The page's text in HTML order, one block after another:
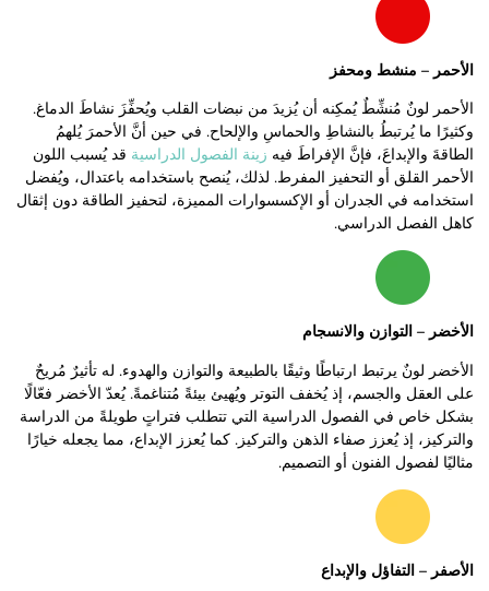
الأحمر – منشط ومحفز
الأحمر لونٌ مُنشِّطٌ يُمكِنه أن يُزيدَ من نبضات القلب ويُحفِّزَ نشاطَ الدماغ.
وكثيرًا ما يُرتبطُ بالنشاطِ والحماسِ والإلحاح. في حين أنَّ الأحمرَ يُلهمُ
الطاقةَ والإبداعَ، فإنَّ الإفراطَ فيه زينة الفصول الدراسية قد يُسبب اللون
الأحمر القلق أو التحفيز المفرط. لذلك، يُنصح باستخدامه باعتدال، ويُفضل
استخدامه في الجدران أو الإكسسوارات المميزة، لتحفيز الطاقة دون إثقال
كاهل الفصل الدراسي.
الأخضر – التوازن والانسجام
الأخضر لونٌ يرتبط ارتباطًا وثيقًا بالطبيعة والتوازن والهدوء. له تأثيرٌ مُريحٌ
على العقل والجسم، إذ يُخفف التوتر ويُهيئ بيئةً مُتناغمةً. يُعدّ الأخضر فعّالًا
بشكل خاص في الفصول الدراسية التي تتطلب فتراتٍ طويلةً من الدراسة
والتركيز، إذ يُعزز صفاء الذهن والتركيز. كما يُعزز الإبداع، مما يجعله خيارًا
مثاليًا لفصول الفنون أو التصميم.
الأصفر – التفاؤل والإبداع